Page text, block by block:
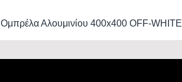
Ομπρέλα Αλουμινίου 400x400 OFF-WHITE